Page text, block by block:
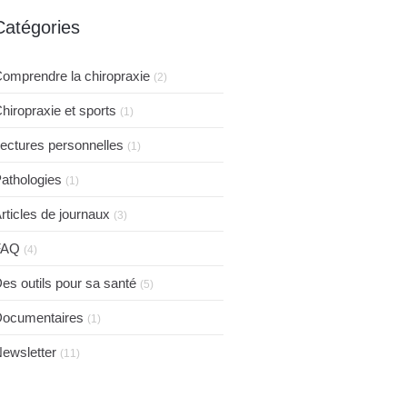
la chiropraxie (2)
et sports (1)
personnelles (1)
(1)
de journaux (3)
(4)
outils pour sa santé (5)
(1)
(11)